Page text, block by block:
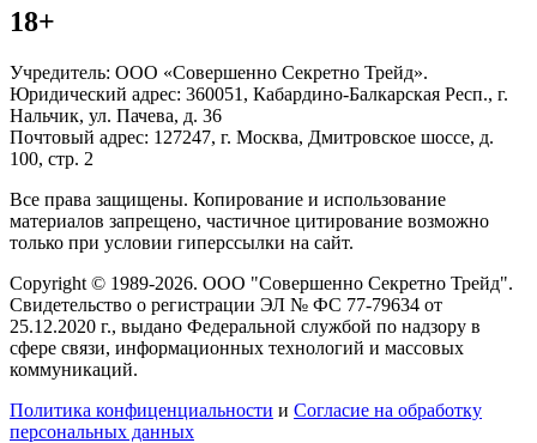
18+
Учредитель: ООО «Совершенно Секретно Трейд».
Юридический адрес: 360051, Кабардино-Балкарская Респ., г.
Нальчик, ул. Пачева, д. 36
Почтовый адрес: 127247, г. Москва, Дмитровское шоссе, д.
100, стр. 2
Все права защищены. Копирование и использование
материалов запрещено, частичное цитирование возможно
только при условии гиперссылки на сайт.
Copyright © 1989-2026. ООО "Совершенно Секретно Трейд".
Свидетельство о регистрации ЭЛ № ФС 77-79634 от
25.12.2020 г., выдано Федеральной службой по надзору в
сфере связи, информационных технологий и массовых
коммуникаций.
Политика конфиценциальности и Согласие на обработку
персональных данных